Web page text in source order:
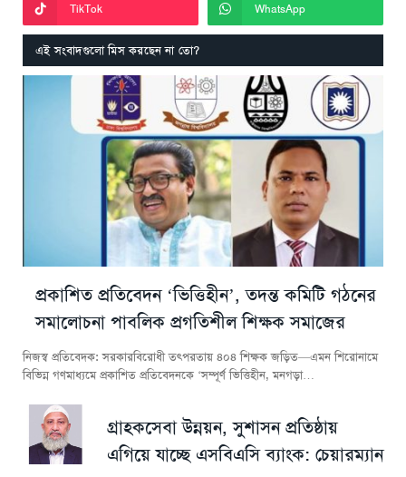
TikTok WhatsApp
এই সংবাদগুলো মিস করছেন না তো?
প্রকাশিত প্রতিবেদন ‘ভিত্তিহীন’, তদন্ত কমিটি গঠনের
সমালোচনা পাবলিক প্রগতিশীল শিক্ষক সমাজের
নিজস্ব প্রতিবেদক: সরকারবিরোধী তৎপরতায় ৪০৪ শিক্ষক জড়িত—এমন শিরোনামে
বিভিন্ন গণমাধ্যমে প্রকাশিত প্রতিবেদনকে ‘সম্পূর্ণ ভিত্তিহীন, মনগড়া…
গ্রাহকসেবা উন্নয়ন, সুশাসন প্রতিষ্ঠায়
এগিয়ে যাচ্ছে এসবিএসি ব্যাংক: চেয়ারম্যান